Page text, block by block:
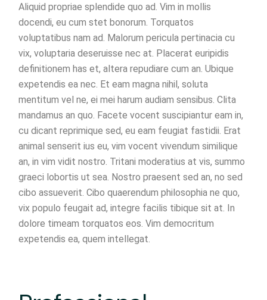
Aliquid propriae splendide quo ad. Vim in mollis
docendi, eu cum stet bonorum. Torquatos
voluptatibus nam ad. Malorum pericula pertinacia cu
vix, voluptaria deseruisse nec at. Placerat euripidis
definitionem has et, altera repudiare cum an. Ubique
expetendis ea nec. Et eam magna nihil, soluta
mentitum vel ne, ei mei harum audiam sensibus. Clita
mandamus an quo. Facete vocent suscipiantur eam in,
cu dicant reprimique sed, eu eam feugiat fastidii. Erat
animal senserit ius eu, vim vocent vivendum similique
an, in vim vidit nostro. Tritani moderatius at vis, summo
graeci lobortis ut sea. Nostro praesent sed an, no sed
cibo assueverit. Cibo quaerendum philosophia ne quo,
vix populo feugait ad, integre facilis tibique sit at. In
dolore timeam torquatos eos. Vim democritum
expetendis ea, quem intellegat.